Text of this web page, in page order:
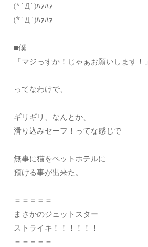
(*´Д`)ﾊｧﾊｧ
(*´Д`)ﾊｧﾊｧ
■僕
「マジっすか！じゃぁお願いします！」
ってなわけで、
ギリギリ、なんとか、
滑り込みセーフ！ってな感じで
無事に猫をペットホテルに
預ける事が出来た。
＝＝＝＝＝
まさかのジェットスター
ストライキ！！！！！！
＝＝＝＝＝